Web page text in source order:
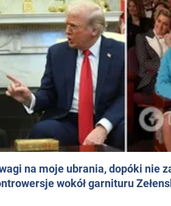
na moje ubrania, dopóki nie
wokół garnituru